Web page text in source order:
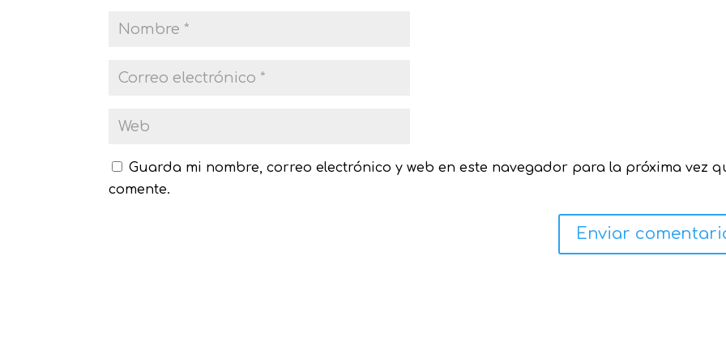
Guarda mi nombre, correo electrónico y web en este navegador para la próxima vez
comente.